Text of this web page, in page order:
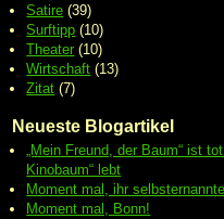
Satire (39)
Surftipp (10)
Theater (10)
Wirtschaft (13)
Zitat (7)
Neueste Blogartikel
„Mein Freund, der Baum“ ist
Kinobaum“ lebt
Moment mal, ihr
Moment mal, Bonn!